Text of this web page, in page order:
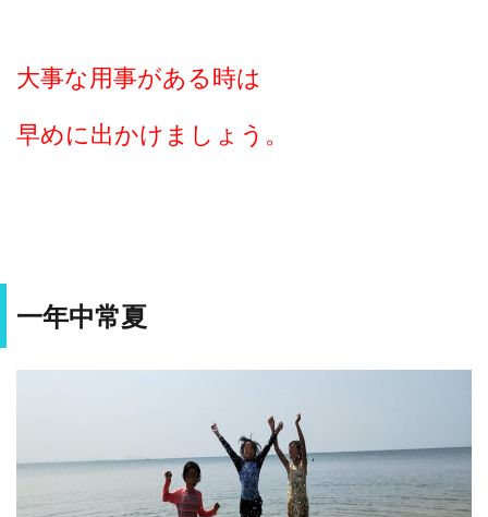
大事な用事がある時は
早めに出かけましょう。
一年中常夏